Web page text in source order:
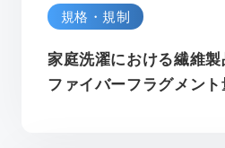
規格・規制
家庭洗濯における繊維
ファイバーフラグメン